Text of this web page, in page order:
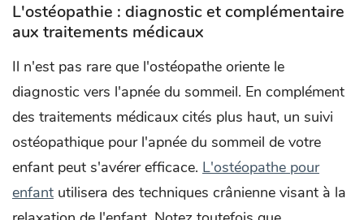
L'ostéopathie : diagnostic et complémentaire
aux traitements médicaux
Il n'est pas rare que l'ostéopathe oriente le
diagnostic vers l'apnée du sommeil. En complément
des traitements médicaux cités plus haut, un suivi
ostéopathique pour l'apnée du sommeil de votre
enfant peut s'avérer efficace. L'ostéopathe pour
enfant utilisera des techniques crânienne visant à la